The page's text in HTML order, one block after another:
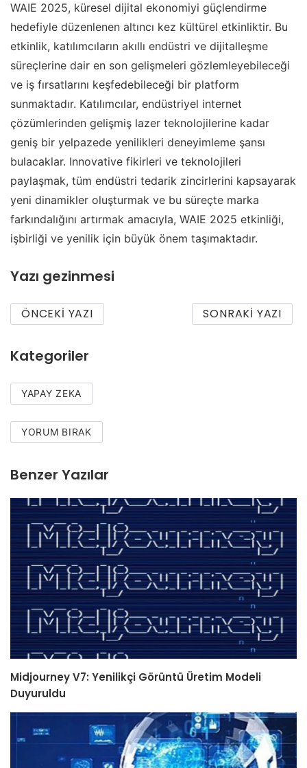
WAIE 2025, küresel dijital ekonomiyi güçlendirme
hedefiyle düzenlenen altıncı kez kültürel etkinliktir. Bu
etkinlik, katılımcıların akıllı endüstri ve dijitalleşme
süreçlerine dair en son gelişmeleri gözlemleyebileceği
ve iş fırsatlarını keşfedebileceği bir platform
sunmaktadır. Katılımcılar, endüstriyel internet
çözümlerinden gelişmiş lazer teknolojilerine kadar
geniş bir yelpazede yenilikleri deneyimleme şansı
bulacaklar. Innovative fikirleri ve teknolojileri
paylaşmak, tüm endüstri tedarik zincirlerini kapsayarak
yeni dinamikler oluşturmak ve bu süreçte marka
farkındalığını artırmak amacıyla, WAIE 2025 etkinliği,
işbirliği ve yenilik için büyük önem taşımaktadır.
Yazı gezinmesi
ÖNCEKI YAZI SONRAKI YAZI
Kategoriler
YAPAY ZEKA
YORUM BIRAK
Benzer Yazılar
Midjourney V7: Yenilikçi Görüntü Üretim Modeli
Duyuruldu